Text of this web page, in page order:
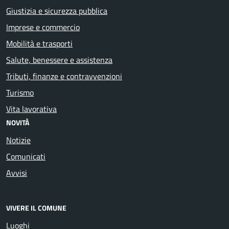
Giustizia e sicurezza pubblica
Imprese e commercio
Mobilità e trasporti
Salute, benessere e assistenza
Tributi, finanze e contravvenzioni
Turismo
Vita lavorativa
NOVITÀ
Notizie
Comunicati
Avvisi
VIVERE IL COMUNE
Luoghi